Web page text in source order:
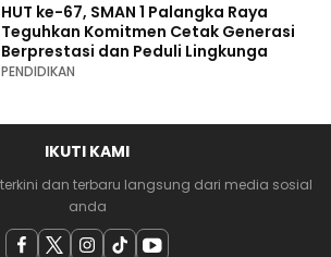
HUT ke-67, SMAN 1 Palangka Raya
Teguhkan Komitmen Cetak Generasi
Berprestasi dan Peduli Lingkunga
PENDIDIKAN
IKUTI KAMI
dan terbaru langsung dari media sosial
anda